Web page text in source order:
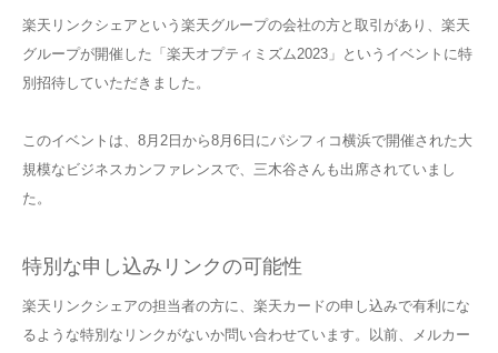
楽天リンクシェアという楽天グループの会社の方と取引があり、楽天
グループが開催した「楽天オプティミズム2023」というイベントに特
別招待していただきました。
このイベントは、8月2日から8月6日にパシフィコ横浜で開催された大
規模なビジネスカンファレンスで、三木谷さんも出席されていまし
た。
特別な申し込みリンクの可能性
楽天リンクシェアの担当者の方に、楽天カードの申し込みで有利にな
るような特別なリンクがないか問い合わせています。以前、メルカー